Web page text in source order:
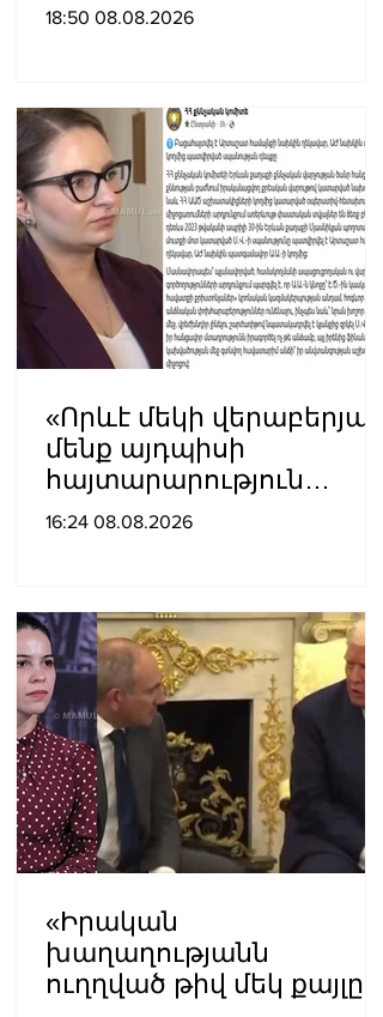
լինել․ Սաղաթելյան
18:50 08.08.2026
«Որևէ մեկի վերաբերյալ
մենք այդպիսի
հայտարարություն
չպետք է ունենանք»․
16:24 08.08.2026
«Իրական
խաղաղությանն
ուղղված թիվ մեկ քայլը